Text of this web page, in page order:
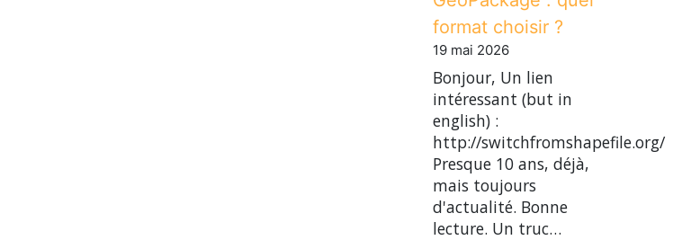
format choisir ?
19 mai 2026
Bonjour, Un lien
intéressant (but in
english) :
http://switchfromshapefile.org/
Presque 10 ans, déjà,
mais toujours
d'actualité. Bonne
lecture. Un truc…